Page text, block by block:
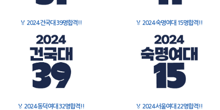
🏅 2024 건국대 39명합격!! 🏅 2024 숙명여대 15명합격!!
🏅 2024 동덕여대 32명합격!! 🏅 2024 서울여대 22명합격!!